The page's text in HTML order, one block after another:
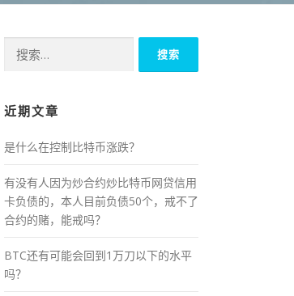
索：
近期文章
是什么在控制比特币涨跌？
有没有人因为炒合约炒比特币网贷信用
卡负债的，本人目前负债50个，戒不了
合约的赌，能戒吗？
BTC还有可能会回到1万刀以下的水平
吗？